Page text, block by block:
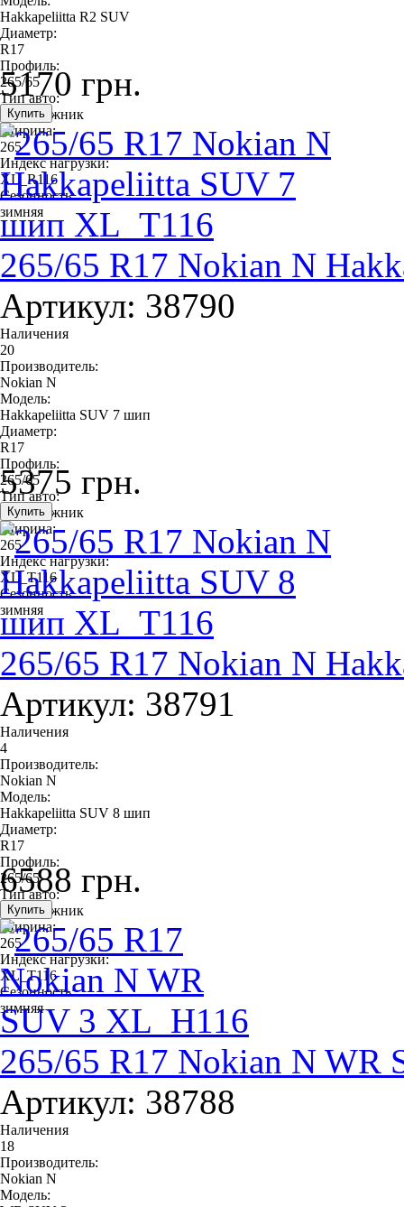
Hakkapeliitta R2 SUV
Диаметр:
R17
Профиль:
265/65
Тип авто:
внедорожник
Ширина:
265
Индекс нагрузки:
XL_R116
Сезонность:
зимняя
5170 грн.
265/65 R17 Nokian N
Артикул: 38790
Наличения
20
Производитель:
Nokian N
Модель:
Hakkapeliitta SUV 7 шип
Диаметр:
R17
Профиль:
265/65
Тип авто:
внедорожник
Ширина:
265
Индекс нагрузки:
XL_T116
Сезонность:
зимняя
5375 грн.
265/65 R17 Nokian N
Артикул: 38791
Наличения
4
Производитель:
Nokian N
Модель:
Hakkapeliitta SUV 8 шип
Диаметр:
R17
Профиль:
265/65
Тип авто:
внедорожник
Ширина:
265
Индекс нагрузки:
XL_T116
Сезонность:
зимняя
6588 грн.
265/65 R17 Nokian N WR
Артикул: 38788
Наличения
18
Производитель:
Nokian N
Модель: